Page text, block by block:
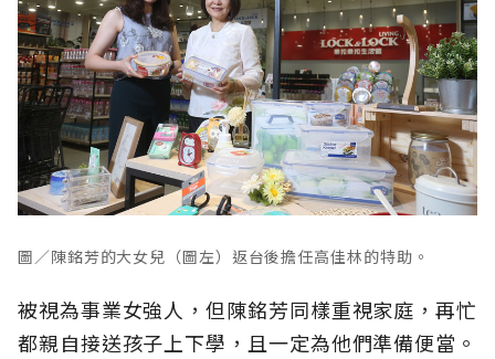
圖／陳銘芳的大女兒（圖左）返台後擔任高佳林的特助。
被視為事業女強人，但陳銘芳同樣重視家庭，再忙
都親自接送孩子上下學，且一定為他們準備便當。